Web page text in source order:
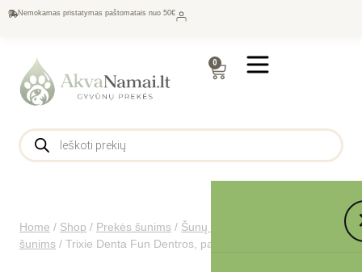
Nemokamas pristatymas paštomatais nuo 50€
0
Home / Shop / Prekės šunims / Šunų maistas
šunims / Trixie Denta Fun Dentros, paukštiena, 7x180g